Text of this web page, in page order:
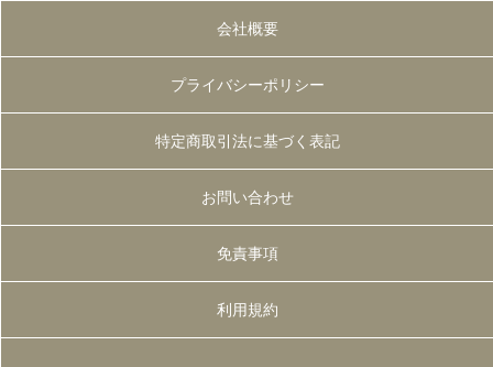
会社概要
プライバシーポリシー
特定商取引法に基づく表記
お問い合わせ
免責事項
利用規約